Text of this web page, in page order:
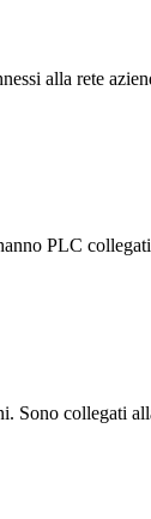
alla rete
PLC
collegati